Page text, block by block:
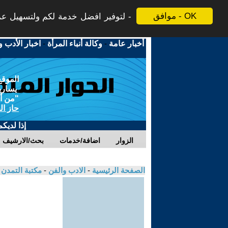
موافق - OK لتوفير افضل خدمة لكم ولتسهيل
أخبار عامة -وكالة أنباء المرأة - اخبار الأدب
"من
حاز
إذا
بحث/الارشيف اضافة/خدمات الزوار
الصفحة الرئيسية - الادب والفن - مكتبة